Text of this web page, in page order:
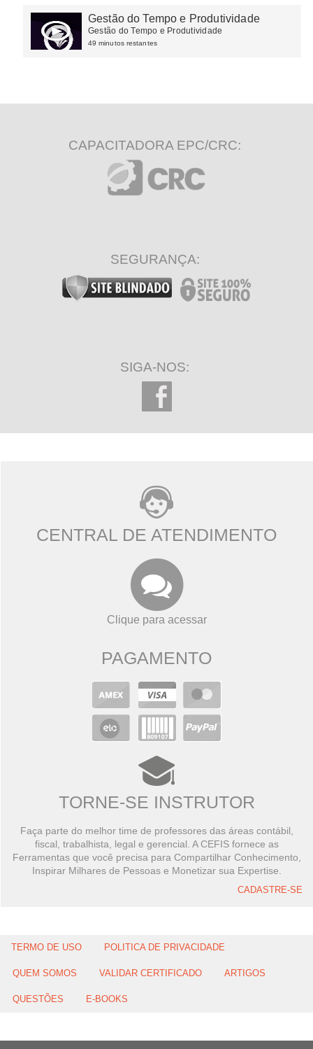
Gestão do Tempo e Produtividade
Gestão do Tempo e Produtividade
49 minutos restantes
CAPACITADORA EPC/CRC:
SEGURANÇA:
SIGA-NOS:
CENTRAL DE ATENDIMENTO
Clique para acessar
PAGAMENTO
TORNE-SE INSTRUTOR
Faça parte do melhor time de professores das áreas contábil,
fiscal, trabalhista, legal e gerencial. A CEFIS fornece as
Ferramentas que você precisa para Compartilhar Conhecimento,
Inspirar Milhares de Pessoas e Monetizar sua Expertise.
CADASTRE-SE
TERMO DE USO POLITICA DE PRIVACIDADE
QUEM SOMOS VALIDAR CERTIFICADO ARTIGOS
QUESTÕES E-BOOKS